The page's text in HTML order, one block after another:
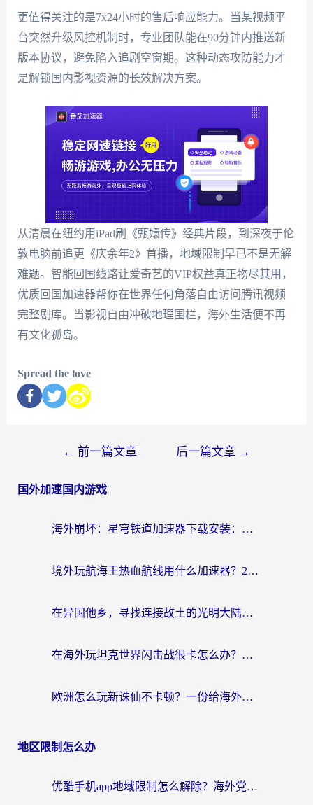
更值得关注的是7x24小时的售后响应能力。当某视频平
台突然升级风控机制时，专业团队能在90分钟内推送新
版本协议，避免陷入追剧空窗期。这种动态攻防能力才
是解锁国内影视资源的长效解决方案。
从清晨在纽约用iPad刷《甄嬛传》经典片段，到深夜于伦
敦电脑前追更《庆余年2》首播，地域限制早已不是无解
难题。智能回国线路让爱奇艺的VIP权益真正物尽其用，
优质回国加速器帮你在世界任何角落自由访问腾讯视频
完整剧库。当影视自由冲破地理围栏，海外生活便不再
有文化孤岛。
Spread the love
← 前一篇文章 后一篇文章 →
国外加速国内游戏
海外崩坏：星穹铁道加速器下载安装：一份给游子的终极网络指南
境外玩航海王热血航线用什么加速器？2026海外玩家实测最优方案（附欧洲问道堡垒前线加速技巧）
在异国他乡，寻找连接故土的光明大陆免费加速器
在海外玩坦克世界闪击战很卡怎么办？老玩家亲测有效的加速器选择指南
欧洲怎么玩新诛仙不卡顿？一份给海外游子的国服游戏畅玩指南
地区限制怎么办
优酷手机app地域限制怎么解除？海外党亲测有效的追剧方案